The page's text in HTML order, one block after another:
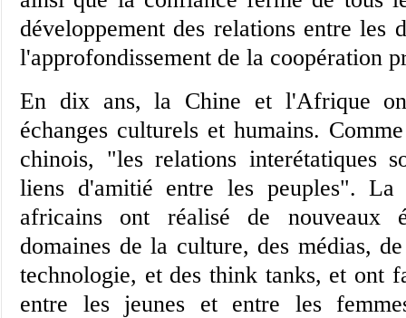
développement des relations entre les
l'approfondissement de la coopération
En dix ans, la Chine et l'Afrique
échanges culturels et humains.
chinois, "les relations interétatiques
liens d'amitié entre les peuples".
africains ont réalisé de nouveaux
domaines de la culture, des médias,
technologie, et des think tanks, et ont
entre les jeunes et entre les